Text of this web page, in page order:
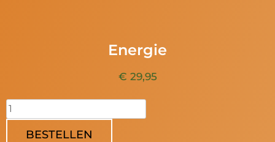
Energie
€ 29,95
BESTELLEN